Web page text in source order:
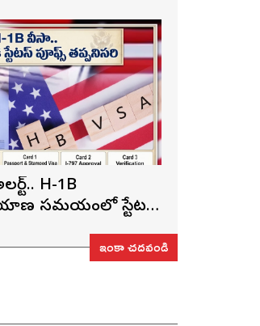
H-1B
సమయంలో స్టేటస్
ఇంకా చదవండి